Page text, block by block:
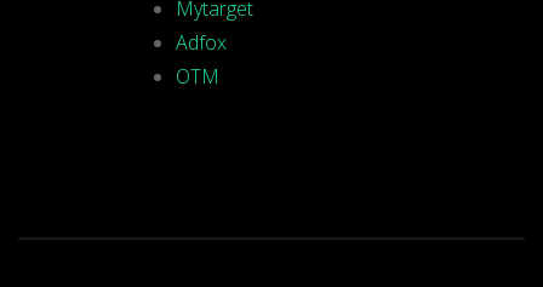
Mytarget
Adfox
OTM